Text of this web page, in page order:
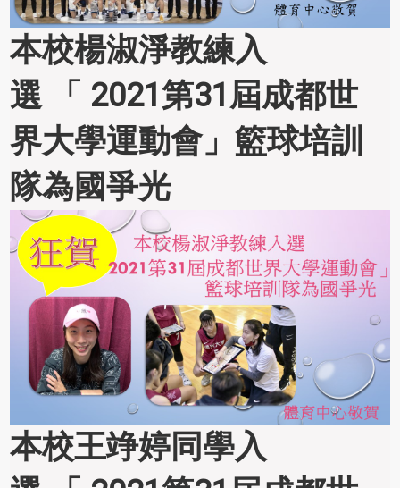
本校楊淑淨教練入
選 「 2021第31屆成都世
界大學運動會」籃球培訓
隊為國爭光
本校王竫婷同學入